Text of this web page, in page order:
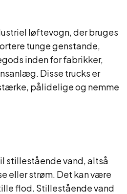
løftevogn, der bruges
tunge genstande,
inden for fabrikker,
Disse trucks er
pålidelige og nemme
stillestående vand, altså
eller strøm. Det kan være
flod. Stillestående vand